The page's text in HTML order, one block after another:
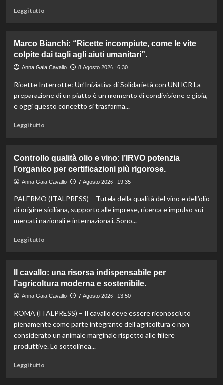
Leggi tuttoLeggi
Emilia-
Romagna
investe
milioni
per
valorizzare
Marco Bianchi: “Ricette incompiute, come le vite
colpite dai tagli agli aiuti umanitari”.
Anna Gaia Cavallo 8 Agosto 2026 : 6:30
Ricette Interrotte: Un’Iniziativa di Solidarietà con UNHCR La
preparazione di un piatto è un momento di condivisione e gioia,
e oggi questo concetto si trasforma...
Leggi tuttoLeggi
Marco
Bianchi:
“Ricette
come
le
vite
umanitari”.
Controllo qualità olio e vino: l’IRVO potenzia
l’organico per certificazioni più rigorose.
Anna Gaia Cavallo 7 Agosto 2026 : 19:35
PALERMO (ITALPRESS) – Tutela della qualità del vino e dell’olio
di origine siciliana, supporto alle imprese, ricerca e impulso sui
mercati nazionali e internazionali. Sono...
Leggi tuttoLeggi
Controllo
qualità
olio
vino:
l’IRVO
potenzia
per
Il cavallo: una risorsa indispensabile per
l’agricoltura moderna e sostenibile.
Anna Gaia Cavallo 7 Agosto 2026 : 13:50
ROMA (ITALPRESS) – Il cavallo deve essere riconosciuto
pienamente come parte integrante dell’agricoltura e non
considerato un animale marginale rispetto alle filiere
produttive. Lo sottolinea...
Leggi tuttoLeggi